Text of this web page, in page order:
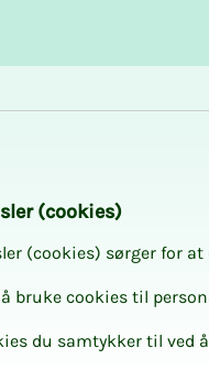
(cookies)
(cookies) sørger for
bruke cookies til
du samtykker til ved